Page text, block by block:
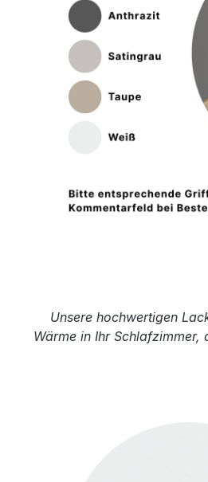
Unsere hochwertigen
Wärme in Ihr